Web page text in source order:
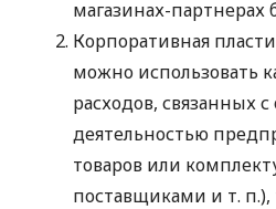
магазинах-партнерах
Корпоративная
можно использовать
расходов, связанных
деятельностью
товаров или
поставщиками и т. п.),